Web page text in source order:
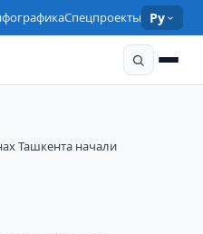
Спецпроекты Ру
Ташкента начали